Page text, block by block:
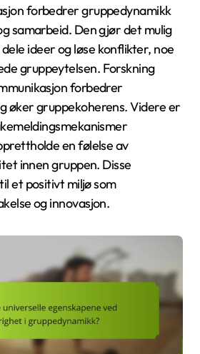
forbedrer gruppedynamikk
samarbeid. Den gjør det mulig
ideer og løse konflikter, noe
gruppeytelsen. Forskning
forbedrer
øker gruppekoherens. Videre er
en følelse av
innen gruppen. Disse
et positivt miljø som
og innovasjon.